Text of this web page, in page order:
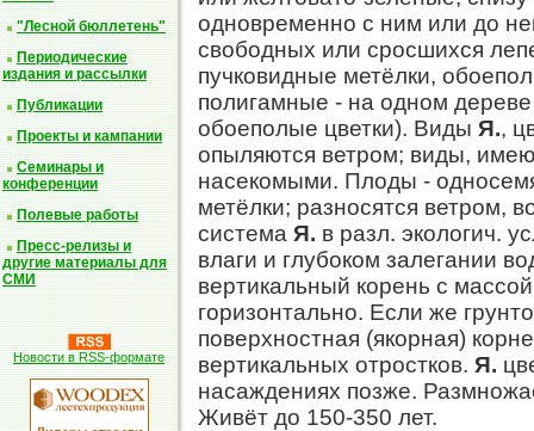
"Лесной бюллетень"
Периодические
издания и рассылки
Публикации
Проекты и кампании
Семинары и
конференции
Полевые работы
Пресс-релизы и
другие материалы для
СМИ
Новости в RSS-формате
одновременно с ним или до
свободных или сросшихся
пучковидные метёлки,
полигамные - на одном
обоеполые цветки). Виды Я.,
опыляются ветром; виды,
насекомыми. Плоды -
метёлки; разносятся ветром,
система Я. в разл. экологич.
влаги и глубоком залегании
вертикальный корень с
горизонтально. Если же
поверхностная (якорная)
вертикальных отростков. Я.
насаждениях позже.
Живёт до 150-350 лет.